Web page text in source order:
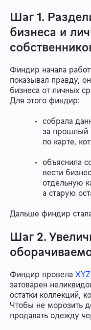
Шаг 1.
бизнеса и
Финдир начала
показывал правду,
бизнеса от личных
Для этого финдир:
собрала
за прошлый
по карте,
объяснила
вести
отдельную
а старую
Дальше финдир
Шаг 2.
Финдир провела
затоварен
остатки коллекций,
Чтобы не морозить
продавать одежду